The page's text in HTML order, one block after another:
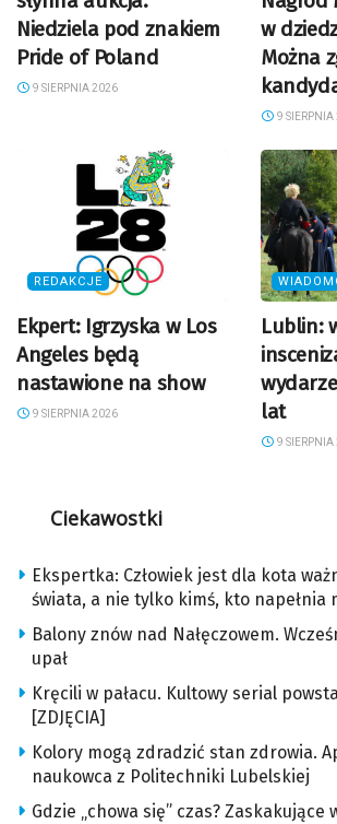
Niedziela pod znakiem
Pride of Poland
9 SIERPNIA 2026
w
Można
9
REDAKCJE
Ekpert: Igrzyska w Los
Angeles będą
nastawione na show
9 SIERPNIA 2026
Lublin:
lat
9
Ciekawostki
Ekspertka: Człowiek jest dla kota
świata, a nie tylko kimś, kto napełnia
Balony znów nad Nałęczowem.
upał
Kręcili w pałacu. Kultowy serial
[ZDJĘCIA]
Kolory mogą zdradzić stan zdrowia.
naukowca z Politechniki Lubelskiej
Gdzie „chowa się” czas? Zaskakujące